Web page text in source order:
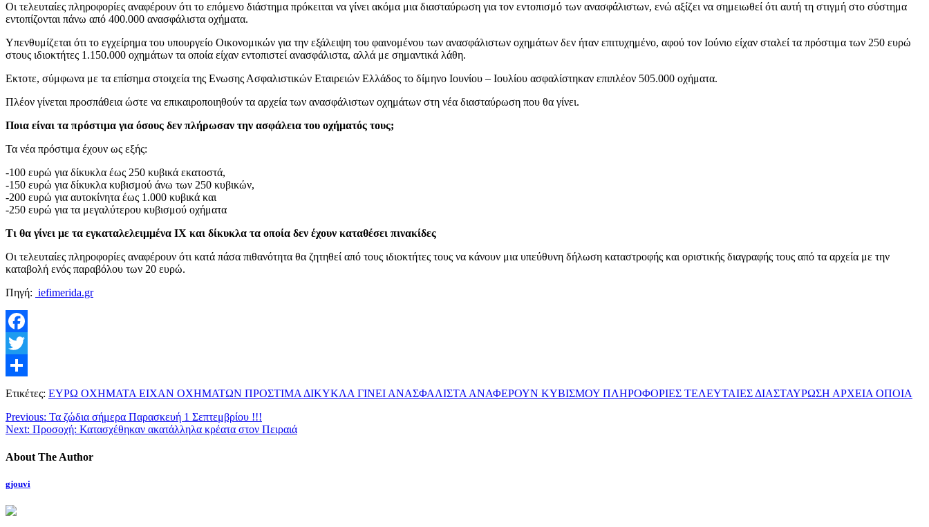
Οι τελευταίες πληροφορίες αναφέρουν ότι το επόμενο διάστημα πρόκειται να γίνει ακόμα μια διασταύρωση για τον εντοπισμό των ανασφάλιστων, ενώ αξίζει να σημειωθεί ότι αυτή τη στιγμή στο σύστημα
εντοπίζονται πάνω από 400.000 ανασφάλιστα οχήματα.
Υπενθυμίζεται ότι το εγχείρημα του υπουργείο Οικονομικών για την εξάλειψη του φαινομένου των ανασφάλιστων οχημάτων δεν ήταν επιτυχημένο, αφού τον Ιούνιο είχαν σταλεί τα πρόστιμα των 250 ευρώ
στους ιδιοκτήτες 1.150.000 οχημάτων τα οποία είχαν εντοπιστεί ανασφάλιστα, αλλά με σημαντικά λάθη.
Εκτοτε, σύμφωνα με τα επίσημα στοιχεία της Ενωσης Ασφαλιστικών Εταιρειών Ελλάδος το δίμηνο Ιουνίου – Ιουλίου ασφαλίστηκαν επιπλέον 505.000 οχήματα.
Πλέον γίνεται προσπάθεια ώστε να επικαιροποιηθούν τα αρχεία των ανασφάλιστων οχημάτων στη νέα διασταύρωση που θα γίνει.
Ποια είναι τα πρόστιμα για όσους δεν πλήρωσαν την ασφάλεια του οχήματός τους;
Τα νέα πρόστιμα έχουν ως εξής:
-100 ευρώ για δίκυκλα έως 250 κυβικά εκατοστά,
-150 ευρώ για δίκυκλα κυβισμού άνω των 250 κυβικών,
-200 ευρώ για αυτοκίνητα έως 1.000 κυβικά και
-250 ευρώ για τα μεγαλύτερου κυβισμού οχήματα
Τι θα γίνει με τα εγκαταλελειμμένα ΙΧ και δίκυκλα τα οποία δεν έχουν καταθέσει πινακίδες
Οι τελευταίες πληροφορίες αναφέρουν ότι κατά πάσα πιθανότητα θα ζητηθεί από τους ιδιοκτήτες τους να κάνουν μια υπεύθυνη δήλωση καταστροφής και οριστικής διαγραφής τους από τα αρχεία με την
καταβολή ενός παραβόλου των 20 ευρώ.
Πηγή: iefimerida.gr
Facebook
Twitter
Μοιραστείτε
Ετικέτες: ΕΥΡΩ ΟΧΗΜΑΤΑ ΕΙΧΑΝ ΟΧΗΜΑΤΩΝ ΠΡΟΣΤΙΜΑ ΔΙΚΥΚΛΑ ΓΙΝΕΙ ΑΝΑΣΦΑΛΙΣΤΑ ΑΝΑΦΕΡΟΥΝ ΚΥΒΙΣΜΟΥ ΠΛΗΡΟΦΟΡΙΕΣ ΤΕΛΕΥΤΑΙΕΣ ΔΙΑΣΤΑΥΡΩΣΗ ΑΡΧΕΙΑ ΟΠΟΙΑ
Previous: Τα ζώδια σήμερα Παρασκευή 1 Σεπτεμβρίου !!!
Next: Προσοχή: Κατασχέθηκαν ακατάλληλα κρέατα στον Πειραιά
About The Author
gjouvi